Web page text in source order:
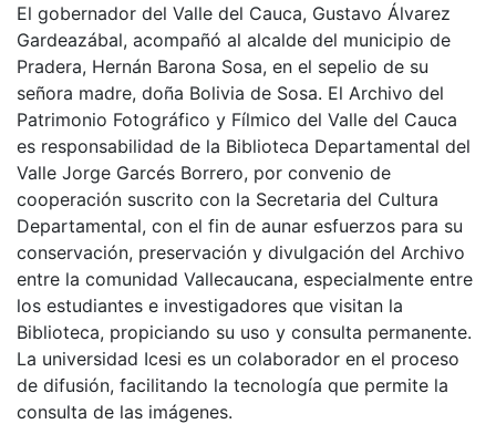
El gobernador del Valle del Cauca, Gustavo Álvarez
Gardeazábal, acompañó al alcalde del municipio de
Pradera, Hernán Barona Sosa, en el sepelio de su
señora madre, doña Bolivia de Sosa. El Archivo del
Patrimonio Fotográfico y Fílmico del Valle del Cauca
es responsabilidad de la Biblioteca Departamental del
Valle Jorge Garcés Borrero, por convenio de
cooperación suscrito con la Secretaria del Cultura
Departamental, con el fin de aunar esfuerzos para su
conservación, preservación y divulgación del Archivo
entre la comunidad Vallecaucana, especialmente entre
los estudiantes e investigadores que visitan la
Biblioteca, propiciando su uso y consulta permanente.
La universidad Icesi es un colaborador en el proceso
de difusión, facilitando la tecnología que permite la
consulta de las imágenes.